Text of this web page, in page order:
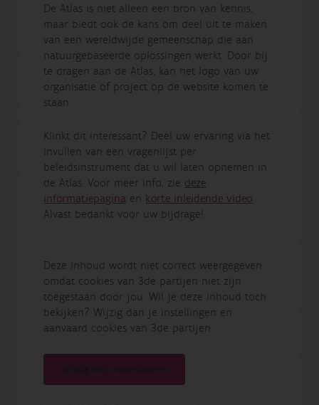
De Atlas is niet alleen een bron van kennis,
maar biedt ook de kans om deel uit te maken
van een wereldwijde gemeenschap die aan
natuurgebaseerde oplossingen werkt. Door bij
te dragen aan de Atlas, kan het logo van uw
organisatie of project op de website komen te
staan.
Klinkt dit interessant? Deel uw ervaring via het
invullen van een vragenlijst per
beleidsinstrument dat u wil laten opnemen in
de Atlas. Voor meer info, zie deze
informatiepagina en korte inleidende video.
Alvast bedankt voor uw bijdrage!
Deze inhoud wordt niet correct weergegeven
omdat cookies van 3de partijen niet zijn
toegestaan door jou. Wil je deze inhoud toch
bekijken? Wijzig dan je instellingen en
aanvaard cookies van 3de partijen.